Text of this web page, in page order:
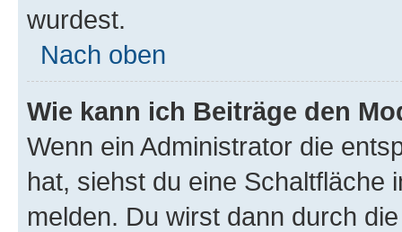
wurdest.
Nach oben
Wie kann ich Beiträge den
Wenn ein Administrator die
hat, siehst du eine Schaltfläche
melden. Du wirst dann durch